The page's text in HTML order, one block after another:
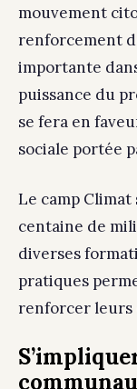
mouvement
renforcement
importante
puissance du
se fera en
sociale portée
Le camp Climat
centaine de
diverses
pratiques
renforcer leurs